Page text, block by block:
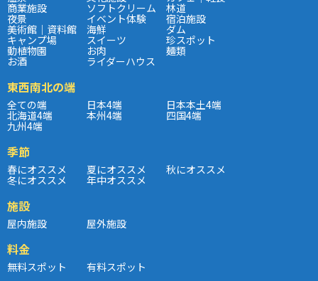
商業施設 ソフトクリーム 林道
夜景 イベント体験 宿泊施設
美術館｜資料館 海鮮 ダム
キャンプ場 スイーツ 珍スポット
動植物園 お肉 麺類
お酒 ライダーハウス
東西南北の端
全ての端 日本4端 日本本土4端
北海道4端 本州4端 四国4端
九州4端
季節
春にオススメ 夏にオススメ 秋にオススメ
冬にオススメ 年中オススメ
施設
屋内施設 屋外施設
料金
無料スポット 有料スポット